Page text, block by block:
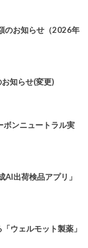
のお知らせ（2026年
知らせ(変更)
ボンニュートラル実
出荷検品アプリ」
ウェルモット製薬」